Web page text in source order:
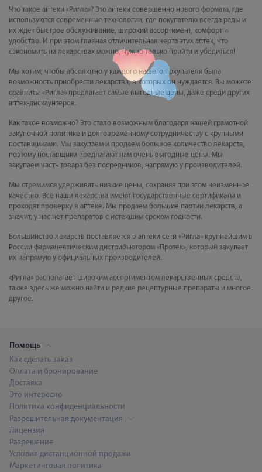
Что такое аптеки «Ригла»? Это аптеки совершенно нового формата, где
используются современные технологии, где покупателю всегда рады и
их ждет быстрое обслуживание, широкий ассортимент, комфорт и
удобство. И при этом главная отличительная черта этих аптек, что
сэкономить на лекарствах можно, нужно только прийти и убедиться!
Мы хотим, чтобы абсолютно у каждого нашего покупателя была
возможность приобрести лекарства, в которых он нуждается. Вы можете
сравнить: «Ригла» предлагает самые выгодные цены, даже среди других
аптек-дискаунтеров.
Как такое возможно? Это стало возможным благодаря нашей грамотной
закупочной политике и долговременному сотрудничеству с крупными
поставщиками. Мы закупаем и продаем большое количество лекарств,
поэтому поставщики предлагают нам очень выгодные цены. Мы
закупаем часть товара без посредников, напрямую у производителей.
Мы стремимся удерживать низкие цены, сохраняя при этом неизменное
качество. Все наши лекарства имеют государственные сертификаты и
проходят проверку в аптеке. Мы продаем большие партии лекарств, а
значит, у нас нет препаратов с истекшим сроком годности.
Большинство лекарств поставляется в аптеки сети «Ригла» крупнейшим в
России фармацевтическим дистрибьютором «Протек», который закупает
их напрямую у официальных производителей.
«Ригла» располагает широким ассортиментом лекарственных средств,
также здесь же можно найти и редкие рецептурные препараты и многое
другое.
Помощь
Как сделать заказ
Оплата и бронирование
Доставка
Это интересно
Политика конфиденциальности
Разрешительная документация
Лицензия
Разрешение
Условия дистанционной продажи
Маркетинговая политика